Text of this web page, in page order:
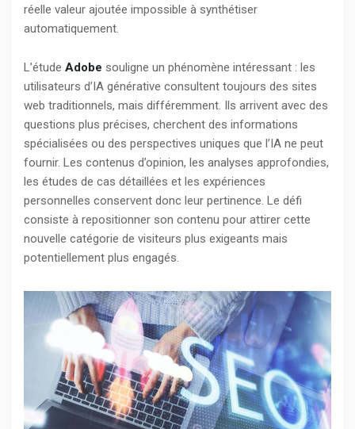
réelle valeur ajoutée impossible à synthétiser
automatiquement.
L’étude Adobe souligne un phénomène intéressant : les
utilisateurs d’IA générative consultent toujours des sites
web traditionnels, mais différemment. Ils arrivent avec des
questions plus précises, cherchent des informations
spécialisées ou des perspectives uniques que l’IA ne peut
fournir. Les contenus d’opinion, les analyses approfondies,
les études de cas détaillées et les expériences
personnelles conservent donc leur pertinence. Le défi
consiste à repositionner son contenu pour attirer cette
nouvelle catégorie de visiteurs plus exigeants mais
potentiellement plus engagés.